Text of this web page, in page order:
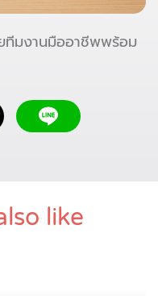
ทีมงานมืออาชีพพร้อม
like